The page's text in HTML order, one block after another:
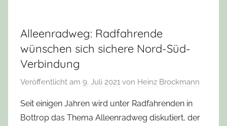
Alleenradweg: Radfahrende
wünschen sich sichere Nord-Süd-
Verbindung
Veröffentlicht am 9. Juli 2021 von Heinz Brockmann
Seit einigen Jahren wird unter Radfahrenden in
Bottrop das Thema Alleenradweg diskutiert, der